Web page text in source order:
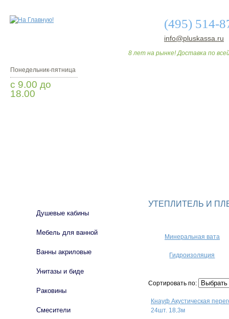
(495) 514-
info@pluskassa.ru
8 лет на рынке! Доставка по
Понедельник-пятница
с 9.00 до
18.00
УТЕПЛИТЕЛЬ И
Минеральная вата
Гидроизоляция
Сортировать по:
Кнауф Акустическая
24шт. 18,3м
Душевые кабины
Мебель для ванной
Ванны акриловые
Унитазы и биде
Раковины
Смесители